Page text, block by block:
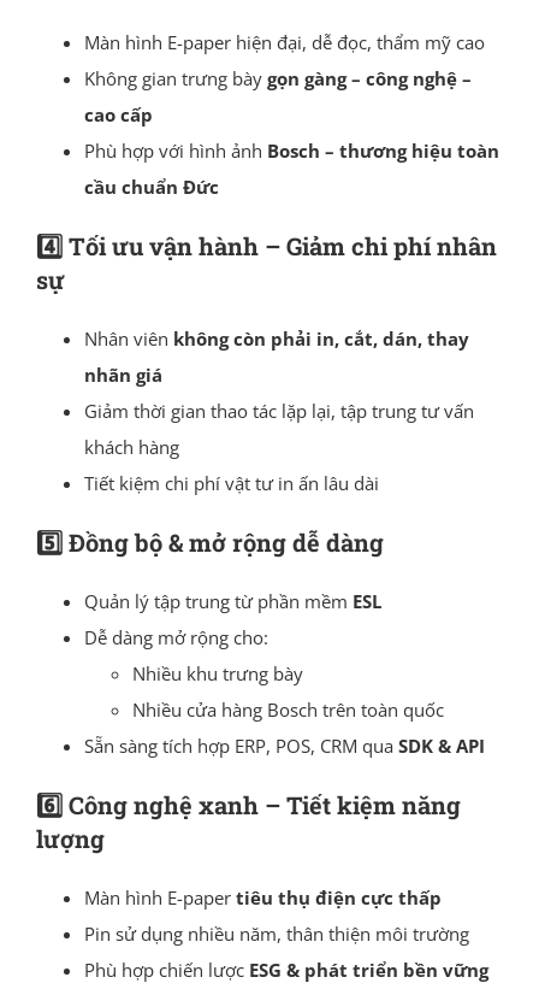
Màn hình E-paper hiện đại, dễ đọc, thẩm mỹ cao
Không gian trưng bày gọn gàng – công nghệ –
cao cấp
Phù hợp với hình ảnh Bosch – thương hiệu toàn
cầu chuẩn Đức
4️⃣ Tối ưu vận hành – Giảm chi phí nhân
sự
Nhân viên không còn phải in, cắt, dán, thay
nhãn giá
Giảm thời gian thao tác lặp lại, tập trung tư vấn
khách hàng
Tiết kiệm chi phí vật tư in ấn lâu dài
5️⃣ Đồng bộ & mở rộng dễ dàng
Quản lý tập trung từ phần mềm ESL
Dễ dàng mở rộng cho:
Nhiều khu trưng bày
Nhiều cửa hàng Bosch trên toàn quốc
Sẵn sàng tích hợp ERP, POS, CRM qua SDK & API
6️⃣ Công nghệ xanh – Tiết kiệm năng
lượng
Màn hình E-paper tiêu thụ điện cực thấp
Pin sử dụng nhiều năm, thân thiện môi trường
Phù hợp chiến lược ESG & phát triển bền vững